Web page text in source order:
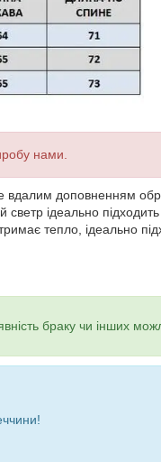
нами.
вдалим доповненням
ідеально
тепло, ідеально
браку чи інших